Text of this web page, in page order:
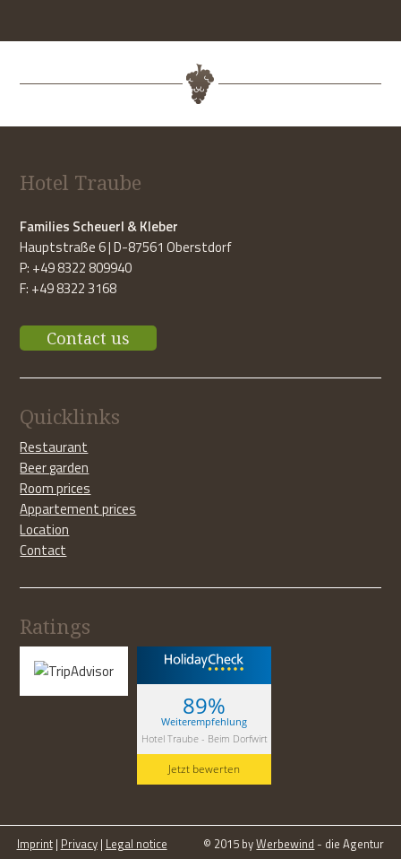
Hotel Traube
Families Scheuerl & Kleber
Hauptstraße 6 | D-87561 Oberstdorf
P: +49 8322 809940
F: +49 8322 3168
Contact us
Quicklinks
Restaurant
Beer garden
Room prices
Appartement prices
Location
Contact
Ratings
89%
Weiterempfehlung
Hotel Traube - Beim Dorfwirt
Jetzt bewerten
Imprint| Privacy| Legal notice © 2015 byWerbewind - die Agentur